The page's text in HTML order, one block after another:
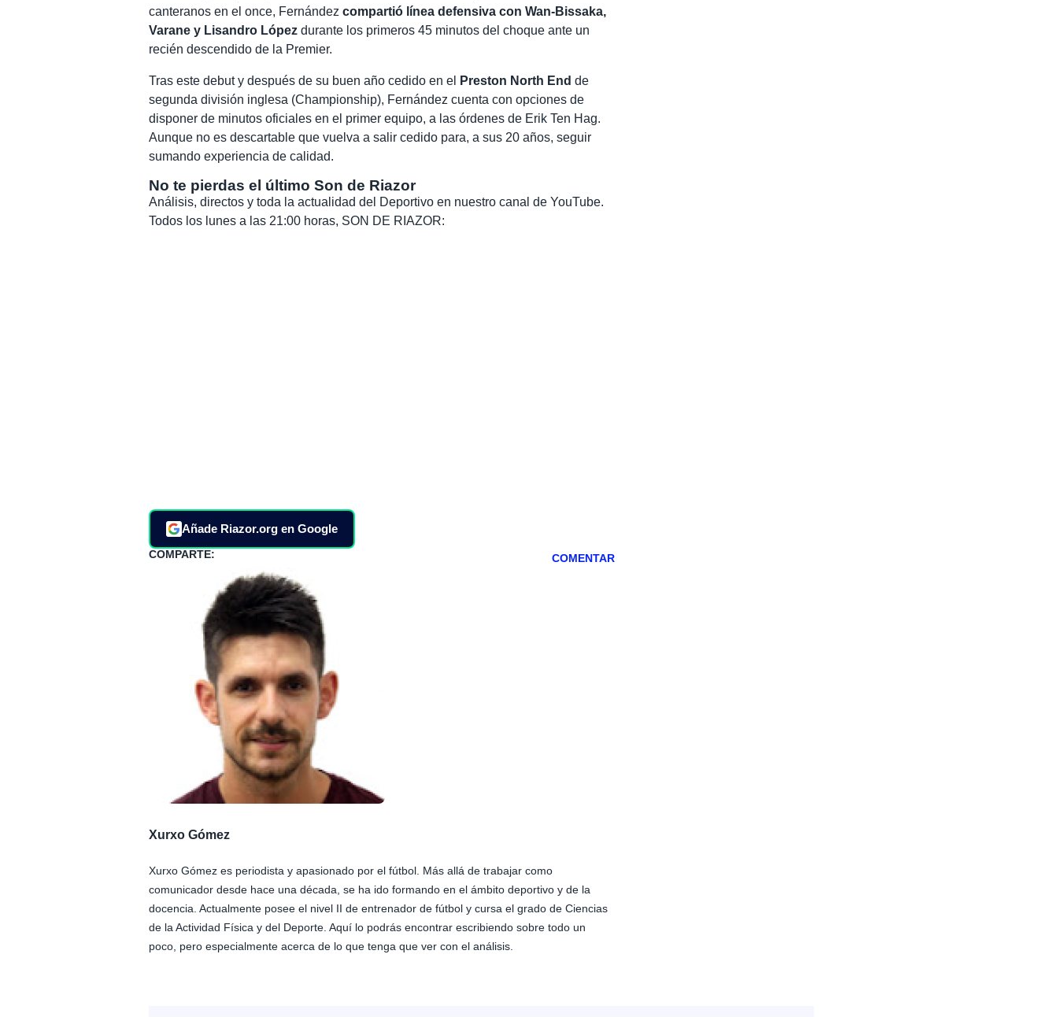
canteranos en el once, Fernándezcompartió línea defensiva con Wan-Bissaka,
Varane y Lisandro López durante los primeros 45 minutos del choque ante un
recién descendido de la Premier.
Tras este debut y después de su buen año cedido en el Preston North End de
segunda división inglesa (Championship), Fernández cuenta con opciones de
disponer de minutos oficiales en el primer equipo, a las órdenes de Erik Ten Hag.
Aunque no es descartable que vuelva a salir cedido para, a sus 20 años, seguir
sumando experiencia de calidad.
No te pierdas el último Son de Riazor
Análisis, directos y toda la actualidad del Deportivo en nuestro canal de YouTube.
Todos los lunes a las 21:00 horas, SON DE RIAZOR:
Añade Riazor.org en Google
COMPARTE: COMENTAR
Xurxo Gómez
Xurxo Gómez es periodista y apasionado por el fútbol. Más allá de trabajar como
comunicador desde hace una década, se ha ido formando en el ámbito deportivo y de la
docencia. Actualmente posee el nivel II de entrenador de fútbol y cursa el grado de Ciencias
de la Actividad Física y del Deporte. Aquí lo podrás encontrar escribiendo sobre todo un
poco, pero especialmente acerca de lo que tenga que ver con el análisis.